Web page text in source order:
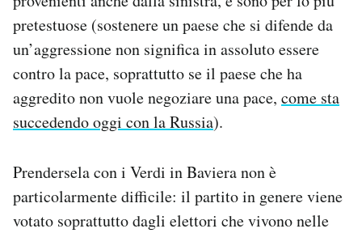
pretestuose (sostenere un paese che si difende da
un’aggressione non significa in assoluto essere
contro la pace, soprattutto se il paese che ha
aggredito non vuole negoziare una pace, come sta
succedendo oggi con la Russia).
Prendersela con i Verdi in Baviera non è
particolarmente difficile: il partito in genere viene
votato soprattutto dagli elettori che vivono nelle